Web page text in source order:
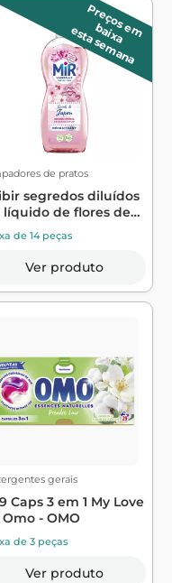
P
r
e
ç
o
s
e
m
b
a
ix
a
esta semana
de pratos
segredos diluídos
líquido de flores de
de 14 peças
Ver produto
gerais
Caps 3 em 1 My Love
Omo - OMO
de 3 peças
Ver produto